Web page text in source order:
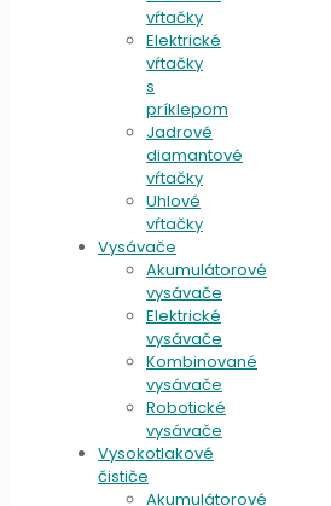
vŕtačky
Elektrické
vŕtačky
s
príklepom
Jadrové
diamantové
vŕtačky
Uhlové
vŕtačky
Vysávače
Akumulátorové
vysávače
Elektrické
vysávače
Kombinované
vysávače
Robotické
vysávače
Vysokotlakové
čističe
Akumulátorové